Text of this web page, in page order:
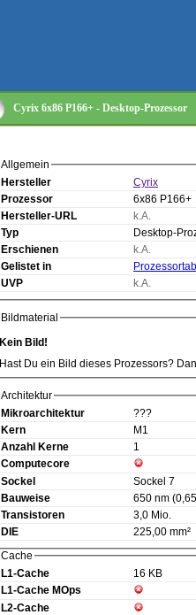
Cyrix 6x86 P166+ - Desktop-Prozessor
Allgemein
Hersteller
Cyrix
Prozessor
6x86 P166+
Hersteller-URL
k.A.
Typ
Desktop-
Erschienen
k.A.
Gelistet in
UVP
k.A.
Bildmaterial
Kein Bild!
Hast Du ein Bild dieses Prozessors?
Architektur
Mikroarchitektur
???
Kern
M1
Anzahl Kerne
1
Computecore
Sockel
Sockel 7
Bauweise
650 nm
Transistoren
3,0 Mio.
DIE
225,00 mm²
Cache
L1-Cache
16 KB
L1-Cache MOps
L2-Cache